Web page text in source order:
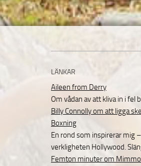
LÄNKAR
Aileen from Derry
Om vådan av att kliva in i fel
Billy Connolly om att ligga
Boxning
En rond som inspirerar mig
verkligheten Hollywood.
Femton minuter om